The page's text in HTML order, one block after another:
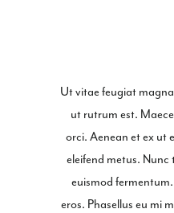
Ut vitae feugiat
ut rutrum est.
orci. Aenean et ex ut
eleifend metus.
euismod
eros. Phasellus eu mi